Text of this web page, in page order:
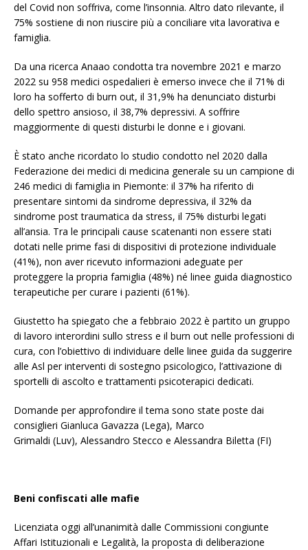
del Covid non soffriva, come l’insonnia. Altro dato rilevante, il
75% sostiene di non riuscire più a conciliare vita lavorativa e
famiglia.
Da una ricerca Anaao condotta tra novembre 2021 e marzo
2022 su 958 medici ospedalieri è emerso invece che il 71% di
loro ha sofferto di burn out, il 31,9% ha denunciato disturbi
dello spettro ansioso, il 38,7% depressivi. A soffrire
maggiormente di questi disturbi le donne e i giovani.
È stato anche ricordato lo studio condotto nel 2020 dalla
Federazione dei medici di medicina generale su un campione di
246 medici di famiglia in Piemonte: il 37% ha riferito di
presentare sintomi da sindrome depressiva, il 32% da
sindrome post traumatica da stress, il 75% disturbi legati
all’ansia. Tra le principali cause scatenanti non essere stati
dotati nelle prime fasi di dispositivi di protezione individuale
(41%), non aver ricevuto informazioni adeguate per
proteggere la propria famiglia (48%) né linee guida diagnostico
terapeutiche per curare i pazienti (61%).
Giustetto ha spiegato che a febbraio 2022 è partito un gruppo
di lavoro interordini sullo stress e il burn out nelle professioni di
cura, con l’obiettivo di individuare delle linee guida da suggerire
alle Asl per interventi di sostegno psicologico, l’attivazione di
sportelli di ascolto e trattamenti psicoterapici dedicati.
Domande per approfondire il tema sono state poste dai
consiglieri Gianluca Gavazza (Lega), Marco
Grimaldi (Luv), Alessandro Stecco e Alessandra Biletta (FI)
Beni confiscati alle mafie
Licenziata oggi all’unanimità dalle Commissioni congiunte
Affari Istituzionali e Legalità, la proposta di deliberazione